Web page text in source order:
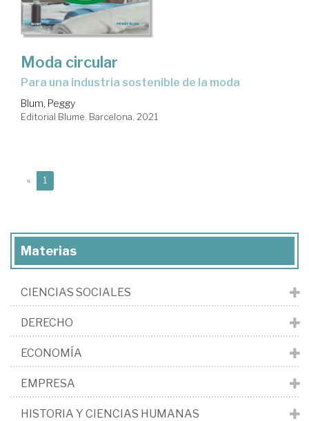
Moda circular
para una industria sostenible de la moda
Blum, Peggy
Editorial Blume. Barcelona, 2021
« 1
Materias
CIENCIAS SOCIALES
DERECHO
ECONOMÍA
EMPRESA
HISTORIA Y CIENCIAS HUMANAS